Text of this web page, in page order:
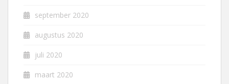
september 2020
augustus 2020
juli 2020
maart 2020